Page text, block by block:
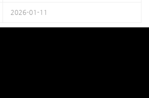
2026-01-11